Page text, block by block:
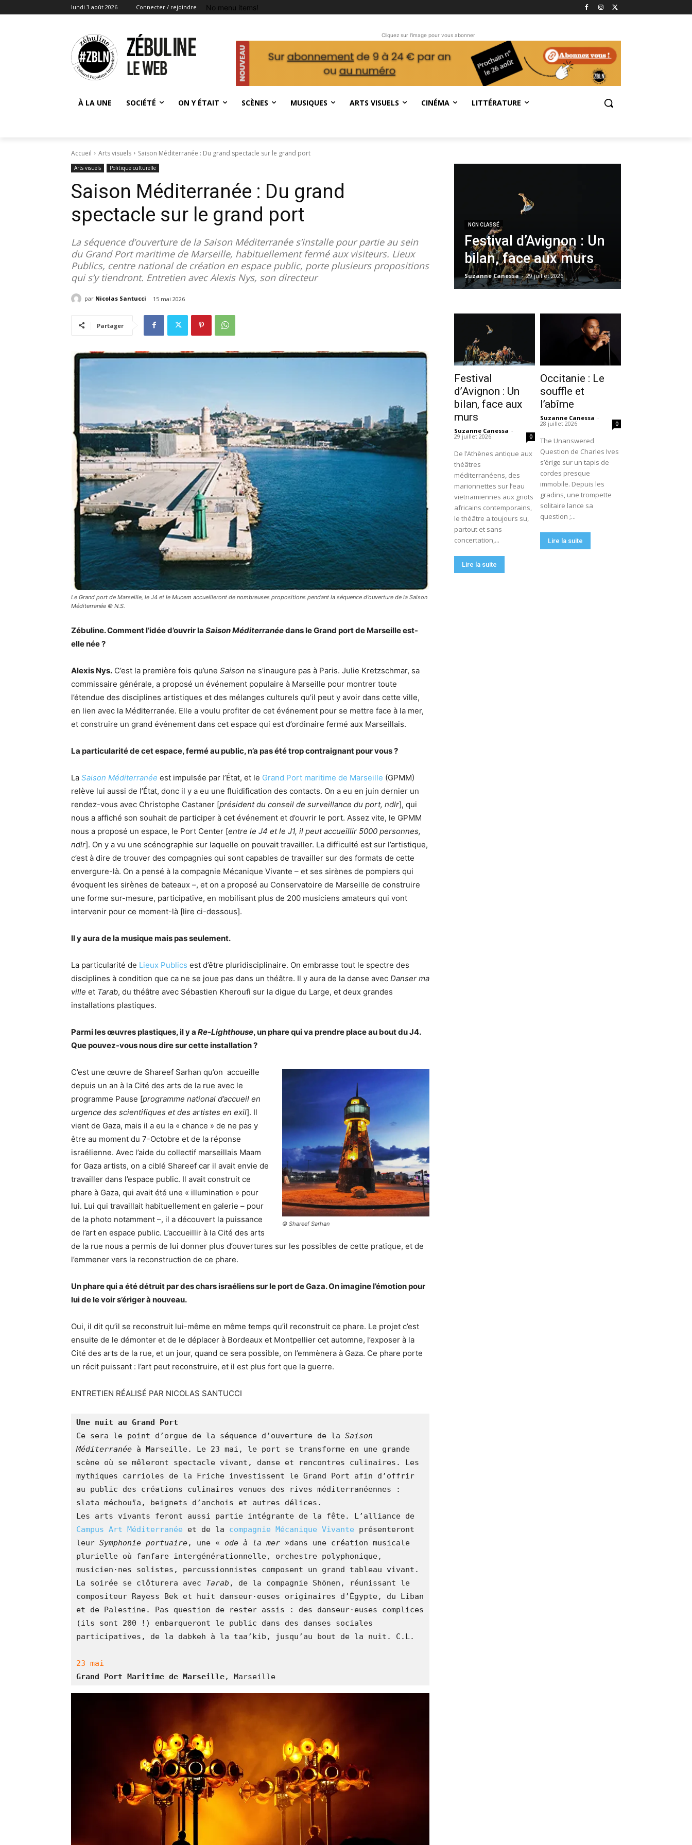
lundi 3 août 2026 Connecter / rejoindre No menu items!
Cliquez sur l'image pour vous abonner
À LA UNE SOCIÉTÉ ON Y ÉTAIT SCÈNES MUSIQUES ARTS VISUELS CINÉMA LITTÉRATURE
Accueil Arts visuels Saison Méditerranée : Du grand spectacle sur le grand port
Arts visuels Politique culturelle
Saison Méditerranée : Du grand
spectacle sur le grand port
La séquence d’ouverture de la Saison Méditerranée s’installe pour partie au sein
du Grand Port maritime de Marseille, habituellement fermé aux visiteurs. Lieux
Publics, centre national de création en espace public, porte plusieurs propositions
qui s’y tiendront. Entretien avec Alexis Nys, son directeur
par Nicolas Santucci 15 mai 2026
Partager
Le Grand port de Marseille, le J4 et le Mucem accueilleront de nombreuses propositions pendant la séquence d'ouverture de la Saison
Méditerranée © N.S.
Zébuline. Comment l’idée d’ouvrir la Saison Méditerranéedans le Grand port de Marseille est-
elle née ?
Alexis Nys. C’est la première fois qu’une Saison ne s’inaugure pas à Paris. Julie Kretzschmar, sa
commissaire générale, a proposé un événement populaire à Marseille pour montrer toute
l’étendue des disciplines artistiques et des mélanges culturels qu’il peut y avoir dans cette ville,
en lien avec la Méditerranée. Elle a voulu profiter de cet événement pour se mettre face à la mer,
et construire un grand événement dans cet espace qui est d’ordinaire fermé aux Marseillais.
La particularité de cet espace, fermé au public, n’a pas été trop contraignant pour vous ?
La Saison Méditerranée est impulsée par l’État, et le Grand Port maritime de Marseille (GPMM)
relève lui aussi de l’État, donc il y a eu une fluidification des contacts. On a eu en juin dernier un
rendez-vous avec Christophe Castaner [président du conseil de surveillance du port, ndlr], qui
nous a affiché son souhait de participer à cet événement et d’ouvrir le port. Assez vite, le GPMM
nous a proposé un espace, le Port Center [entre le J4 et le J1, il peut accueillir 5000 personnes,
ndlr]. On y a vu une scénographie sur laquelle on pouvait travailler. La difficulté est sur l’artistique,
c’est à dire de trouver des compagnies qui sont capables de travailler sur des formats de cette
envergure-là. On a pensé à la compagnie Mécanique Vivante – et ses sirènes de pompiers qui
évoquent les sirènes de bateaux –, et on a proposé au Conservatoire de Marseille de construire
une forme sur-mesure, participative, en mobilisant plus de 200 musiciens amateurs qui vont
intervenir pour ce moment-là [lire ci-dessous].
Il y aura de la musique mais pas seulement.
La particularité de Lieux Publics est d’être pluridisciplinaire. On embrasse tout le spectre des
disciplines à condition que ca ne se joue pas dans un théâtre. Il y aura de la danse avec Danser ma
ville et Tarab, du théâtre avec Sébastien Kheroufi sur la digue du Large, et deux grandes
installations plastiques.
Parmi les œuvres plastiques, il y a Re-Lighthouse, un phare qui va prendre place au bout du J4.
Que pouvez-vous nous dire sur cette installation ?
© Shareef Sarhan
C’est une œuvre de Shareef Sarhan qu’on accueille
depuis un an à la Cité des arts de la rue avec le
programme Pause [programme national d’accueil en
urgence des scientifiques et des artistes en exil]. Il
vient de Gaza, mais il a eu la « chance » de ne pas y
être au moment du 7-Octobre et de la réponse
israélienne. Avec l’aide du collectif marseillais Maam
for Gaza artists, on a ciblé Shareef car il avait envie de
travailler dans l’espace public. Il avait construit ce
phare à Gaza, qui avait été une « illumination » pour
lui. Lui qui travaillait habituellement en galerie – pour
de la photo notamment –, il a découvert la puissance
de l’art en espace public. L’accueillir à la Cité des arts
de la rue nous a permis de lui donner plus d’ouvertures sur les possibles de cette pratique, et de
l’emmener vers la reconstruction de ce phare.
Un phare qui a été détruit par des chars israéliens sur le port de Gaza. On imagine l’émotion pour
lui de le voir s’ériger à nouveau.
Oui, il dit qu’il se reconstruit lui-même en même temps qu’il reconstruit ce phare. Le projet c’est
ensuite de le démonter et de le déplacer à Bordeaux et Montpellier cet automne, l’exposer à la
Cité des arts de la rue, et un jour, quand ce sera possible, on l’emmènera à Gaza. Ce phare porte
un récit puissant : l’art peut reconstruire, et il est plus fort que la guerre.
ENTRETIEN RÉALISÉ PAR NICOLAS SANTUCCI
Une nuit au Grand Port
Ce sera le point d’orgue de la séquence d’ouverture de la Saison
Méditerranée à Marseille. Le 23 mai, le port se transforme en une grande
scène où se mêleront spectacle vivant, danse et rencontres culinaires. Les
mythiques carrioles de la Friche investissent le Grand Port afin d’offrir
au public des créations culinaires venues des rives méditerranéennes :
slata méchouïa, beignets d’anchois et autres délices.
Campus Art Méditerranée et de la compagnie Mécanique Vivante présenteront
leur Symphonie portuaire, une « ode à la mer »dans une création musicale
plurielle où fanfare intergénérationnelle, orchestre polyphonique,
musicien·nes solistes, percussionnistes composent un grand tableau vivant.
La soirée se clôturera avec Tarab , de la compagnie Shōnen, réunissant le
compositeur Rayess Bek et huit danseur·euses originaires d’Égypte, du Liban
et de Palestine. Pas question de rester assis : des danseur·euses complices
(ils sont 200 !) embarqueront le public dans des danses sociales
participatives, de la dabkeh à la taa’kib, jusqu’au bout de la nuit. C.L.
23 mai
Grand Port Maritime de Marseille, Marseille
NON CLASSÉ
Festival d’Avignon : Un
bilan, face aux murs
Suzanne Canessa - 29 juillet 2026
Festival
d’Avignon : Un
bilan, face aux
murs
Suzanne Canessa -
29 juillet 2026 0
De l’Athènes antique aux
théâtres
méditerranéens, des
marionnettes sur l’eau
vietnamiennes aux griots
africains contemporains,
le théâtre a toujours su,
partout et sans
concertation,...
Lire la suite
Occitanie : Le
souffle et
l’abîme
Suzanne Canessa -
28 juillet 2026 0
The Unanswered
Question de Charles Ives
s’érige sur un tapis de
cordes presque
immobile. Depuis les
gradins, une trompette
solitaire lance sa
question ;...
Lire la suite